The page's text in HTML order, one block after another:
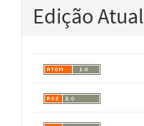
Edição Atual